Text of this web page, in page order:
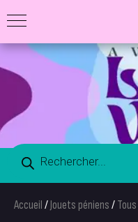
Accueil /Jouets péniens / Tous